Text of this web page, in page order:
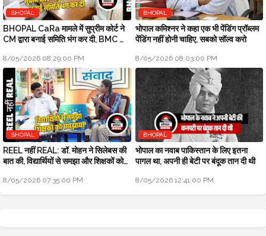
BHOPAL
BHOPAL CaRa मामले में सुप्रीम कोर्ट ने
CM द्वारा बनाई समिति भंग कर दी, BMC को
8/05/2026 08:29:00 PM
BHOPAL
भोपाल कमिश्नर ने कहा एक भी पेंडिंग प्रॉब्लम
पेंडिंग नहीं होनी चाहिए, सबको सॉल्व करो
8/05/2026 08:03:00 PM
BHOPAL
REEL नहीं REAL: डॉ. मोहन ने सिलेबस की
बात की, विद्यार्थियों से समझा और शिक्षकों को
8/05/2026 07:35:00 PM
BHOPAL
भोपाल का नवाब पाकिस्तान के लिए इतना
पागल था, अपनी ही बेटी पर बंदूक तान दी थी
8/05/2026 12:41:00 PM